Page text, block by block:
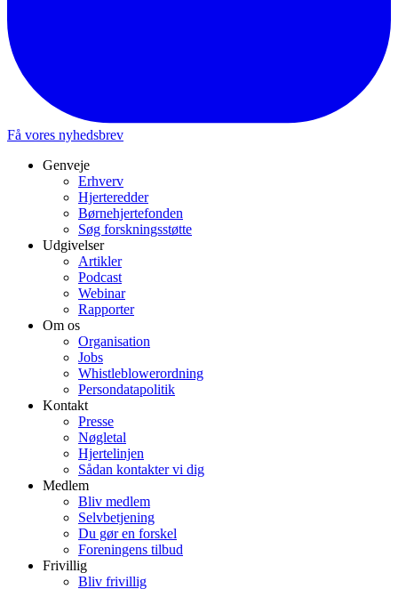
Få vores nyhedsbrev
Genveje
Erhverv
Hjerteredder
Børnehjertefonden
Søg forskningsstøtte
Udgivelser
Artikler
Podcast
Webinar
Rapporter
Om os
Organisation
Jobs
Whistleblowerordning
Persondatapolitik
Kontakt
Presse
Nøgletal
Hjertelinjen
Sådan kontakter vi dig
Medlem
Bliv medlem
Selvbetjening
Du gør en forskel
Foreningens tilbud
Frivillig
Bliv frivillig